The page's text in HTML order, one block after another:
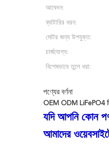
আবেদন:
ব্যাটারির ধরন:
মোটর জন্য উপযুক্ত:
চার্জযোগ্য:
বিশেষভাবে তুলে ধরা:
পণ্যের বর্ণনা
OEM ODM LiFePO4
যদি আপনি কোন
আমাদের